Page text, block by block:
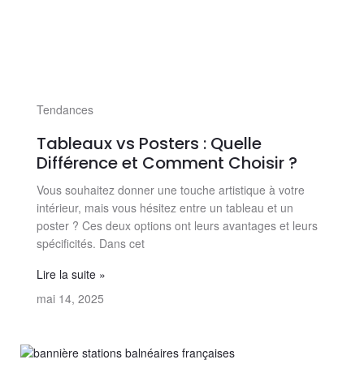
Tendances
Tableaux vs Posters : Quelle
Différence et Comment Choisir ?
Vous souhaitez donner une touche artistique à votre
intérieur, mais vous hésitez entre un tableau et un
poster ? Ces deux options ont leurs avantages et leurs
spécificités. Dans cet
Lire la suite »
mai 14, 2025